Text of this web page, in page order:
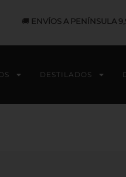
🚚 ENVÍOS A PENÍNSULA
DESTILADOS